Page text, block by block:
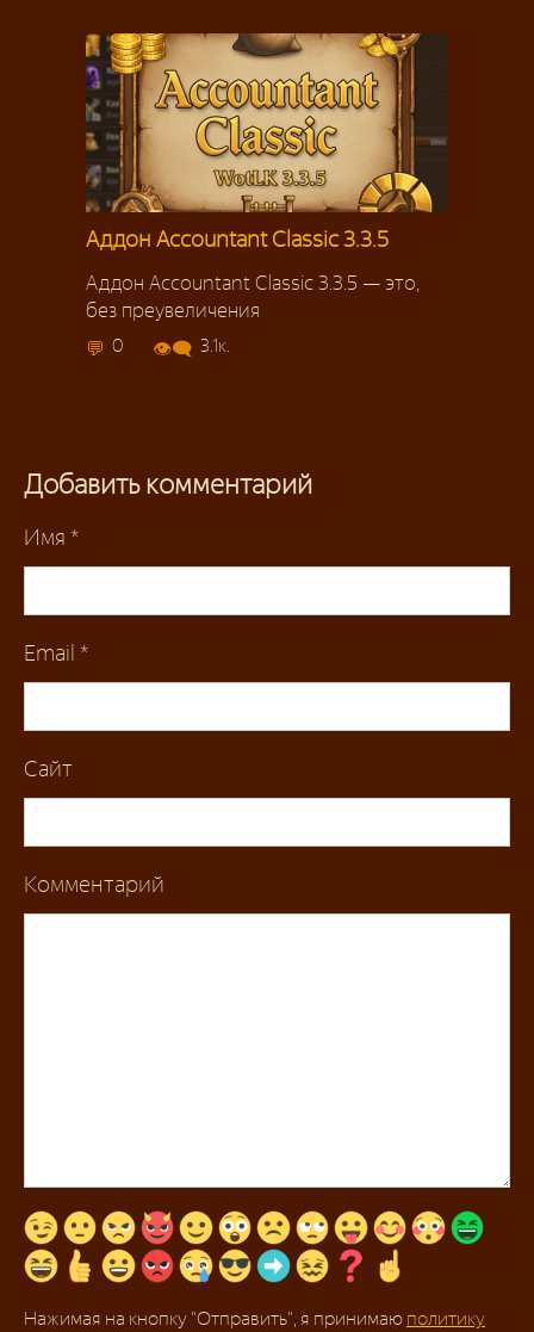
Аддон Accountant Classic 3.3.5
Аддон Accountant Classic 3.3.5 — это,
без преувеличения
0 3.1к.
Добавить комментарий
Имя *
Email *
Сайт
Комментарий
Нажимая на кнопку "Отправить", я принимаю политику